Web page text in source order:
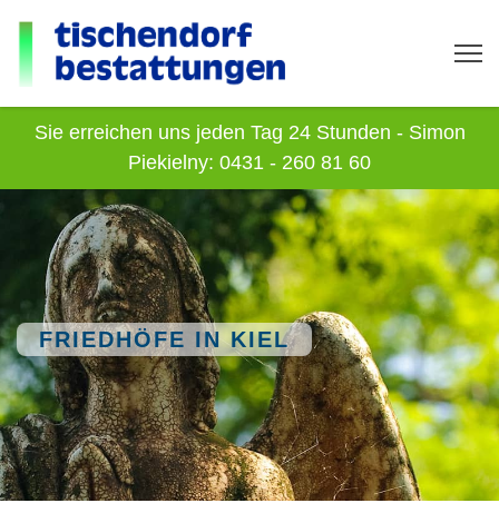
Sie erreichen uns jeden Tag 24 Stunden - Simon
Piekielny: 0431 - 260 81 60
FRIEDHÖFE IN KIEL